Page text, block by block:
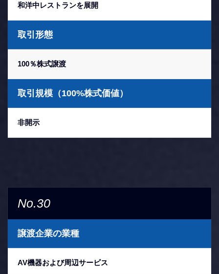
和洋中レストランを展開
取引形態
100％株式譲渡
取引規模（100%株式価値）
非開示
No.30
譲渡企業の業種
AV機器および周辺サービス